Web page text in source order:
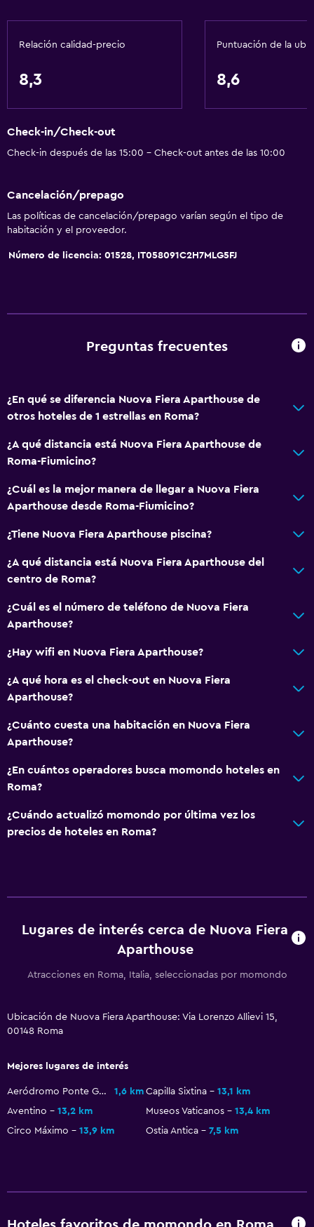
Baño
Tina de baño
Papel higiénico
Ducha
Comedor
Cafetera
Estacionamiento y transporte
Traslado aeropuerto
Estacionamiento gratuito
Habitación
Armario o clóset
Sistema de entretenimiento
TV de pantalla plana
TV
Accesibilidad y adecuación
Plantas superiores accesibles por escaleras
Aire libre
Jardín
General
Habitaciones familiares
Zona de trabajo
Escritorio
Ideal para familias
Cuna/cama nido disponibles
Relación calidad-precio
8,3
Puntuación de la
8,6
Check-in/Check-out
Check-in después de las 15:00 - Check-out antes de las 10:00
Cancelación/prepago
Las políticas de cancelación/prepago varían según el tipo de
habitación y el proveedor.
Número de licencia: 01528, IT058091C2H7MLG5FJ
Preguntas frecuentes
¿En qué se diferencia Nuova Fiera Aparthouse de
otros hoteles de 1 estrellas en Roma?
¿A qué distancia está Nuova Fiera Aparthouse de
Roma-Fiumicino?
¿Cuál es la mejor manera de llegar a Nuova Fiera
Aparthouse desde Roma-Fiumicino?
¿Tiene Nuova Fiera Aparthouse piscina?
¿A qué distancia está Nuova Fiera Aparthouse del
centro de Roma?
¿Cuál es el número de teléfono de Nuova Fiera
Aparthouse?
¿Hay wifi en Nuova Fiera Aparthouse?
¿A qué hora es el check-out en Nuova Fiera
Aparthouse?
¿Cuánto cuesta una habitación en Nuova Fiera
Aparthouse?
¿En cuántos operadores busca momondo hoteles en
Roma?
¿Cuándo actualizó momondo por última vez los
precios de hoteles en Roma?
Lugares de interés cerca de Nuova Fiera
Aparthouse
Atracciones en Roma, Italia, seleccionadas por momondo
Ubicación de Nuova Fiera Aparthouse: Via Lorenzo Allievi 15,
00148 Roma
Mejores lugares de interés
Aeródromo Ponte Galeria 1,6 km Capilla Sixtina
13,1 km
Aventino
13,2 km Museos Vaticanos
13,4 km
Circo Máximo
13,9 km Ostia Antica 7,5 km